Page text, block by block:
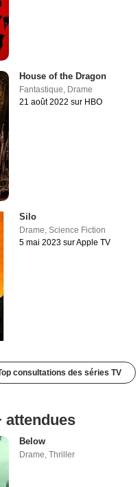
House of the Dragon
Fantastique, Drame
21 août 2022 sur HBO
Silo
Drame ,Science Fiction
5 mai 2023 sur Apple TV
consultations des séries TV
attendues
Below
Drame,Thriller